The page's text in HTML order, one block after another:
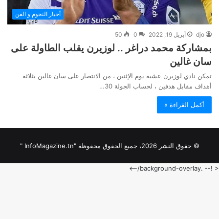
أخبار النجوم و الفن
djo أبريل 19, 2022 0
50
بمشاركة محمد دراغر .. لوزيرن يقلب الطاولة على
سان غالين
تمكن نادي لوزيرن عشية يوم الإثنين ، من الانتصار على سان غالين بثلاثة
أهداف مقابل هدفين ، لحساب الجولة 30…
أكمل القراءة »
© حقوق النشر 2026، جميع الحقوق محفوظة "InfoMagazine.tn "
< !-- .background-overlay/-->